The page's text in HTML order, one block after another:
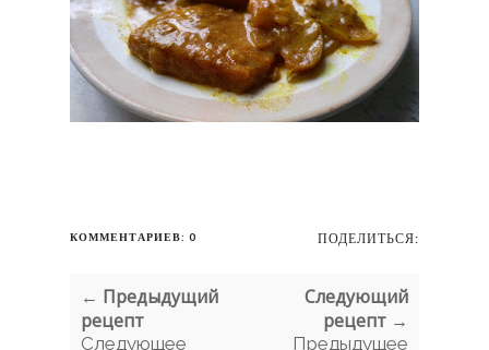
КОММЕНТАРИЕВ: 0 ПОДЕЛИТЬСЯ:
← Предыдущий
рецепт
Следующее
Следующий
рецепт →
Предыдущее